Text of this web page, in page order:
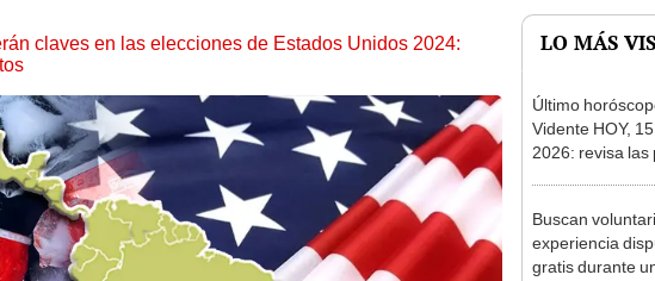
claves en las elecciones de Estados Unidos 2024:
LO MÁS
Último
Vidente HOY,
2026: revisa las
Buscan
experiencia
gratis durante